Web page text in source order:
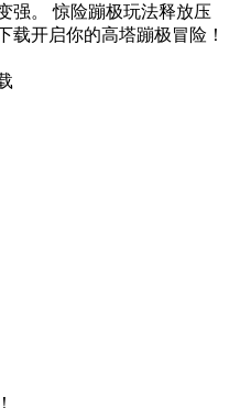
强。 惊险蹦极玩法释放压
载开启你的高塔蹦极冒险！